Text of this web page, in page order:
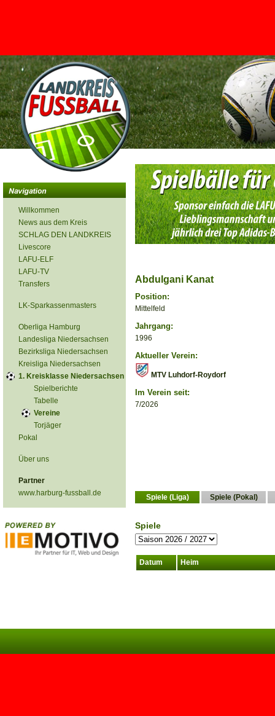
<
Willkommen
News aus dem Kreis
SCHLAG DEN LANDKREIS
Livescore
LAFU-ELF
LAFU-TV
Transfers
LK-Sparkassenmasters
Oberliga Hamburg
Landesliga Niedersachsen
Bezirksliga Niedersachsen
Kreisliga Niedersachsen
1. Kreisklasse Niedersachsen
Spielberichte
Tabelle
Vereine
Torjäger
Pokal
Über uns
Partner
www.harburg-fussball.de
Abdulgani Kanat
Position:
Mittelfeld
Jahrgang:
1996
Aktueller Verein:
MTV Luhdorf-Roydorf
Im Verein seit:
7/2026
Spiele (Liga) Spiele (Pokal)
Spiele
Datum Heim